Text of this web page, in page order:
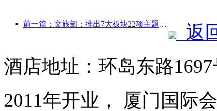
前一篇：文旅部：推出7大板块22项主题活动
返
酒店地址：环岛东路
2011年开业， 厦门国